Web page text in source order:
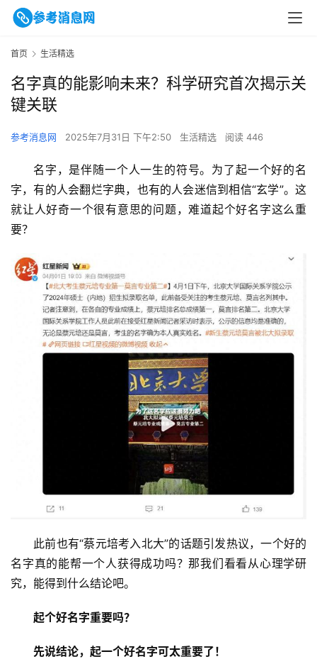
首页 生活精选
名字真的能影响未来？科学研究首次揭示关
键关联
参考消息网 2025年7月31日 下午2:50 生活精选 阅读 446
名字，是伴随一个人一生的符号。为了起一个好的名
字，有的人会翻烂字典，也有的人会迷信到相信“玄学”。这
就让人好奇一个很有意思的问题，难道起个好名字这么重
要？
此前也有“蔡元培考入北大”的话题引发热议，一个好的
名字真的能帮一个人获得成功吗？那我们看看从心理学研
究，能得到什么结论吧。
起个好名字重要吗？
先说结论，起一个好名字可太重要了！